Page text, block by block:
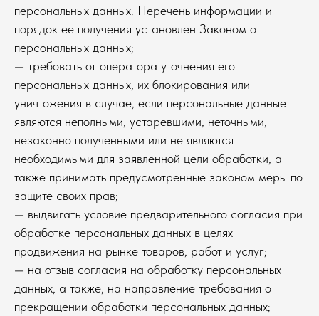
персональных данных. Перечень информации и
порядок ее получения установлен Законом о
персональных данных;
— требовать от оператора уточнения его
персональных данных, их блокирования или
уничтожения в случае, если персональные данные
являются неполными, устаревшими, неточными,
незаконно полученными или не являются
необходимыми для заявленной цели обработки, а
также принимать предусмотренные законом меры по
защите своих прав;
— выдвигать условие предварительного согласия при
обработке персональных данных в целях
продвижения на рынке товаров, работ и услуг;
— на отзыв согласия на обработку персональных
данных, а также, на направление требования о
прекращении обработки персональных данных;